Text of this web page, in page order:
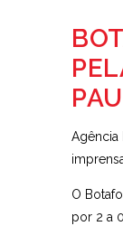
Agência
O
por 2 a